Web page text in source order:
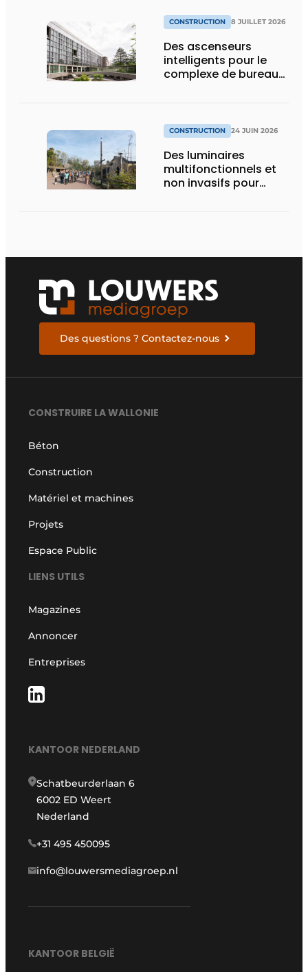
CONSTRUCTION 8 JUILLET 2026
Des ascenseurs
intelligents pour le
complexe de bureaux
CONSTRUCTION 24 JUIN 2026
Des luminaires
multifonctionnels et
non invasifs pour
Des questions ? Contactez-nous
CONSTRUIRE LA WALLONIE
Béton
Construction
Matériel et machines
Projets
Espace Public
LIENS UTILS
Magazines
Annoncer
Entreprises
KANTOOR NEDERLAND
Schatbeurderlaan 6
6002 ED Weert
Nederland
+31 495 450095
info@louwersmediagroep.nl
KANTOOR BELGIË